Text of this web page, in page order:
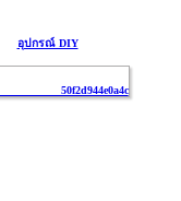
อุปกรณ์ DIY